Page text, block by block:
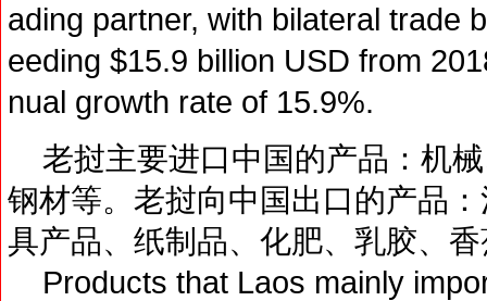
ading partner, with bilateral trade
eeding $15.9 billion USD from
nual growth rate of 15.9%.
老挝主要进口中国的产品：机
钢材等。老挝向中国出口的产品
具产品、纸制品、化肥、乳胶、
Products that Laos mainly